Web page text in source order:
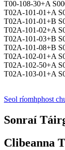
T00-108-30+A
T02A-101-01+A
T02A-101-01+B
T02A-101-02+A
T02A-101-03+B
T02A-101-08+B
T02A-102-01+A
T02A-102-50+A
T02A-103-01+A
Seol ríomhphost
Sonraí
Clibeanna